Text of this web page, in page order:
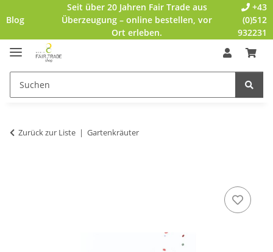
Blog
Seit über 20 Jahren Fair Trade aus
Überzeugung – online bestellen, vor
Ort erleben.
+43
(0)512
932231
Zurück zur Liste Gartenkräuter